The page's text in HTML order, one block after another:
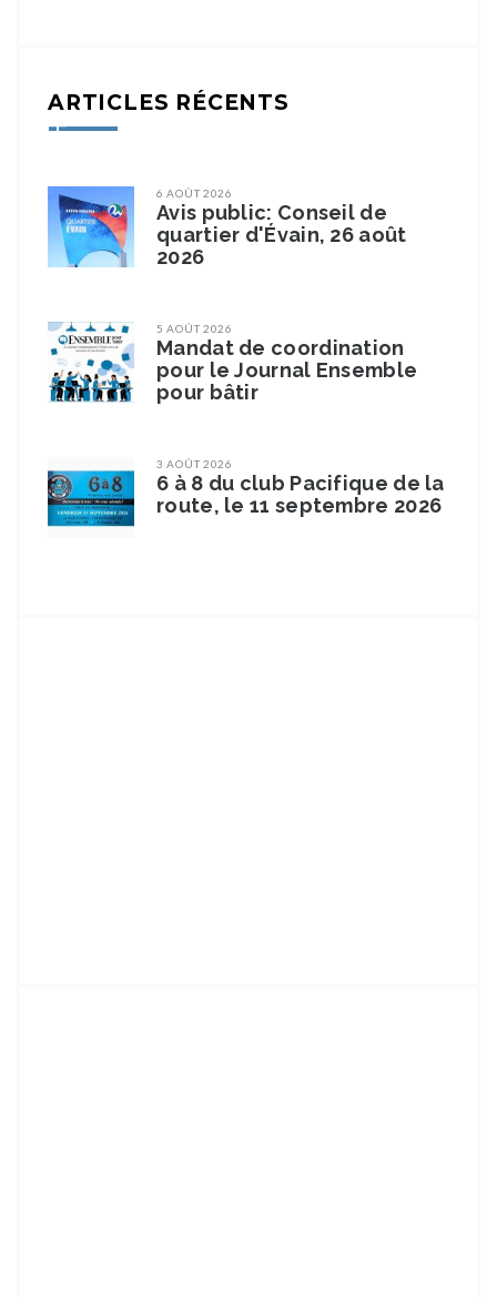
ARTICLES RÉCENTS
6 AOÛT 2026
Avis public: Conseil de
quartier d'Évain, 26 août
2026
5 AOÛT 2026
Mandat de coordination
pour le Journal Ensemble
pour bâtir
3 AOÛT 2026
6 à 8 du club Pacifique de la
route, le 11 septembre 2026